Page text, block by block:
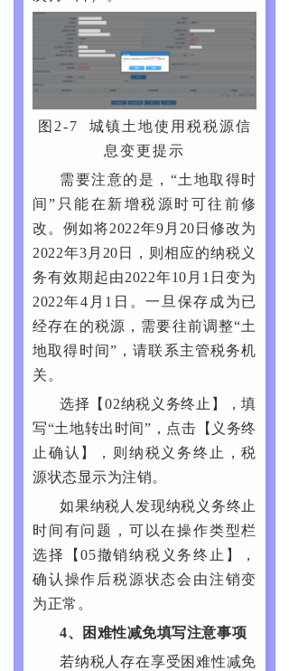
图2-7 城镇土地使用税税源信
息变更提示
需要注意的是，“土地取得时
间”只能在新增税源时可往前修
改。例如将2022年9月20日修改为
2022年3月20日，则相应的纳税义
务有效期起由2022年10月1日变为
2022年4月1日。一旦保存成为已
经存在的税源，需要往前调整“土
地取得时间”，请联系主管税务机
关。
选择【02纳税义务终止】，填
写“土地转出时间”，点击【义务终
止确认】，则纳税义务终止，税
源状态显示为注销。
如果纳税人发现纳税义务终止
时间有问题，可以在操作类型栏
选择【05撤销纳税义务终止】，
确认操作后税源状态会由注销变
为正常。
4、困难性减免填写注意事项
若纳税人存在享受困难性减免